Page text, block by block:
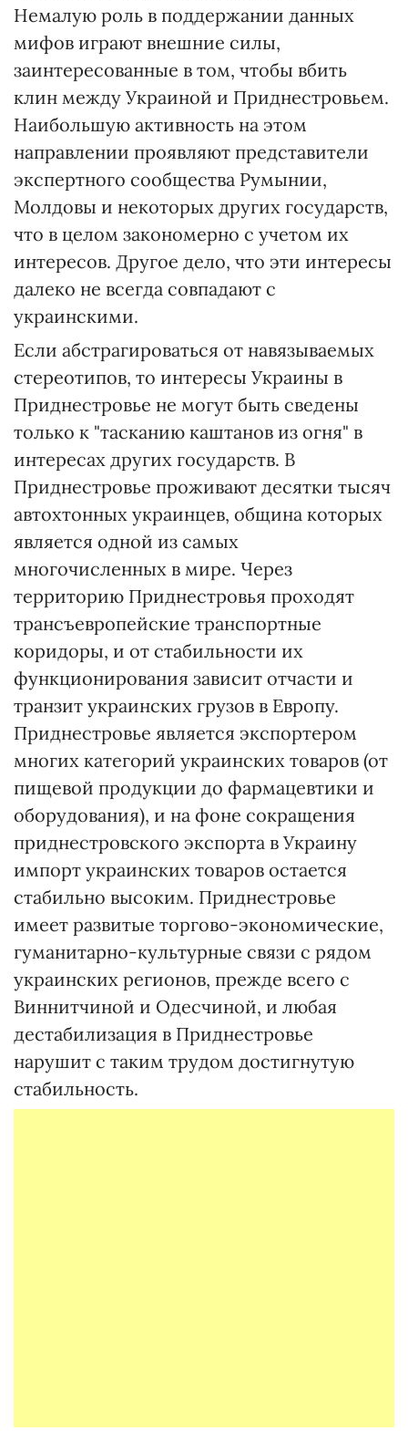
Немалую роль в поддержании данных
мифов играют внешние силы,
заинтересованные в том, чтобы вбить
клин между Украиной и Приднестровьем.
Наибольшую активность на этом
направлении проявляют представители
экспертного сообщества Румынии,
Молдовы и некоторых других государств,
что в целом закономерно с учетом их
интересов. Другое дело, что эти интересы
далеко не всегда совпадают с
украинскими.
Если абстрагироваться от навязываемых
стереотипов, то интересы Украины в
Приднестровье не могут быть сведены
только к "тасканию каштанов из огня" в
интересах других государств. В
Приднестровье проживают десятки тысяч
автохтонных украинцев, община которых
является одной из самых
многочисленных в мире. Через
территорию Приднестровья проходят
трансъевропейские транспортные
коридоры, и от стабильности их
функционирования зависит отчасти и
транзит украинских грузов в Европу.
Приднестровье является экспортером
многих категорий украинских товаров (от
пищевой продукции до фармацевтики и
оборудования), и на фоне сокращения
приднестровского экспорта в Украину
импорт украинских товаров остается
стабильно высоким. Приднестровье
имеет развитые торгово-экономические,
гуманитарно-культурные связи с рядом
украинских регионов, прежде всего с
Виннитчиной и Одесчиной, и любая
дестабилизация в Приднестровье
нарушит с таким трудом достигнутую
стабильность.